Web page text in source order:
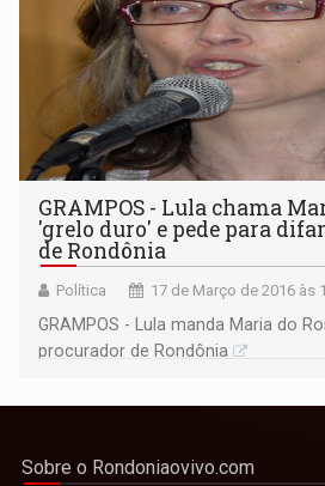
GRAMPOS - Lula chama
'grelo duro' e pede para
de Rondônia
Política 17 de Março de 2016 às
GRAMPOS - Lula manda Maria do
procurador de Rondônia
Sobre o Rondoniaovivo.com